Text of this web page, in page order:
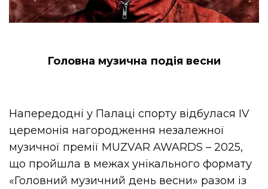
Головна музична подія весни
Напередодні у Палаці спорту відбулася IV
церемонія нагородження незалежної
музичної премії MUZVAR AWARDS – 2025,
що пройшла в межах унікального формату
«Головний музичний день весни» разом із